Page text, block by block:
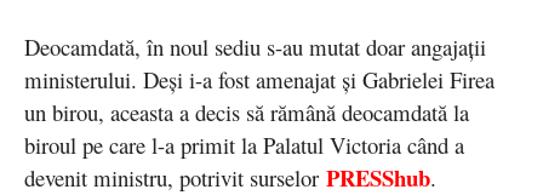
Deocamdată, în noul sediu s-au mutat doar angajații
ministerului. Deși i-a fost amenajat și Gabrielei Firea
un birou, aceasta a decis să rămână deocamdată la
biroul pe care l-a primit la Palatul Victoria când a
devenit ministru, potrivit surselor PRESShub.